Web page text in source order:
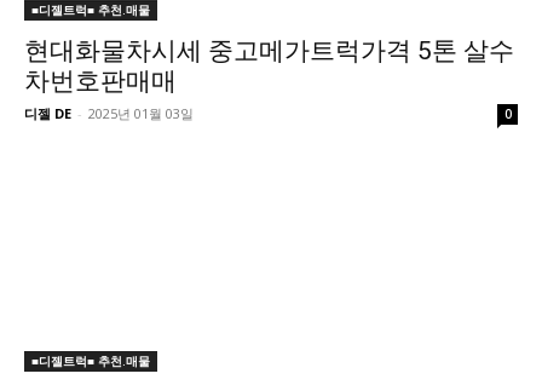
■디젤트럭■ 추천.매물
현대화물차시세 중고메가트럭가격 5톤 살수
차번호판매매
디젤 DE - 2025년 01월 03일 0
■디젤트럭■ 추천.매물